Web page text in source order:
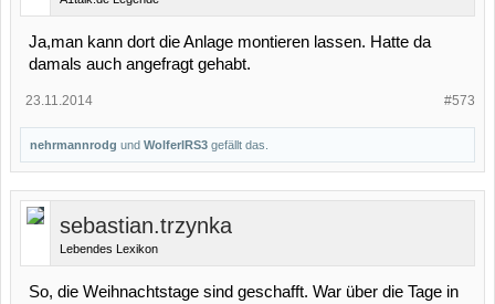
Ja,man kann dort die Anlage montieren lassen. Hatte da
damals auch angefragt gehabt.
#573
23.11.2014
nehrmannrodg und WolferlRS3 gefällt das.
sebastian.trzynka
Lebendes Lexikon
So, die Weihnachtstage sind geschafft. War über die Tage in